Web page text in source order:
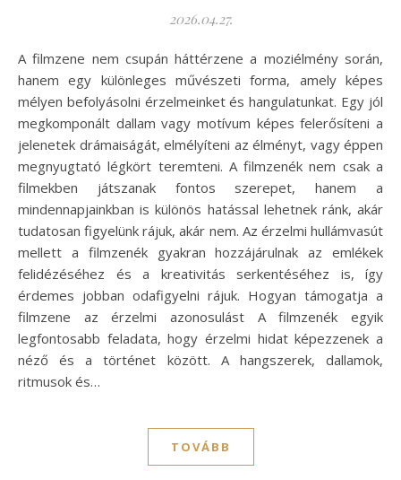
2026.04.27.
A filmzene nem csupán háttérzene a moziélmény során,
hanem egy különleges művészeti forma, amely képes
mélyen befolyásolni érzelmeinket és hangulatunkat. Egy jól
megkomponált dallam vagy motívum képes felerősíteni a
jelenetek drámaiságát, elmélyíteni az élményt, vagy éppen
megnyugtató légkört teremteni. A filmzenék nem csak a
filmekben játszanak fontos szerepet, hanem a
mindennapjainkban is különös hatással lehetnek ránk, akár
tudatosan figyelünk rájuk, akár nem. Az érzelmi hullámvasút
mellett a filmzenék gyakran hozzájárulnak az emlékek
felidézéséhez és a kreativitás serkentéséhez is, így
érdemes jobban odafigyelni rájuk. Hogyan támogatja a
filmzene az érzelmi azonosulást A filmzenék egyik
legfontosabb feladata, hogy érzelmi hidat képezzenek a
néző és a történet között. A hangszerek, dallamok,
ritmusok és…
TOVÁBB